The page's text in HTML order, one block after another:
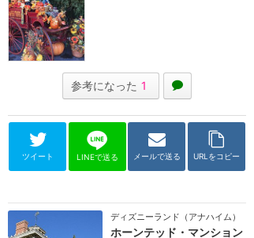
参考になった 1
ツイート LINEで送る メールで送る URLをコピー
ディズニーランド（アナハイム）
ホーンテッド・マンション